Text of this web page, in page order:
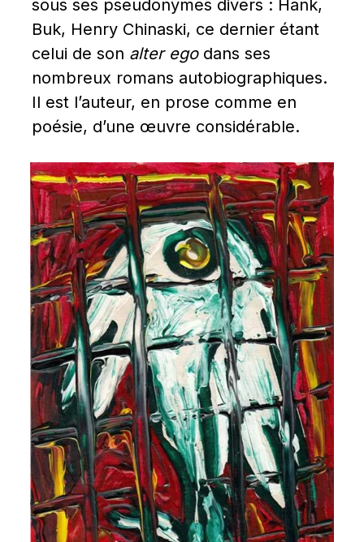
sous ses pseudonymes divers : Hank,
Buk, Henry Chinaski, ce dernier étant
celui de son alter ego dans ses
nombreux romans autobiographiques.
Il est l’auteur, en prose comme en
poésie, d’une œuvre considérable.